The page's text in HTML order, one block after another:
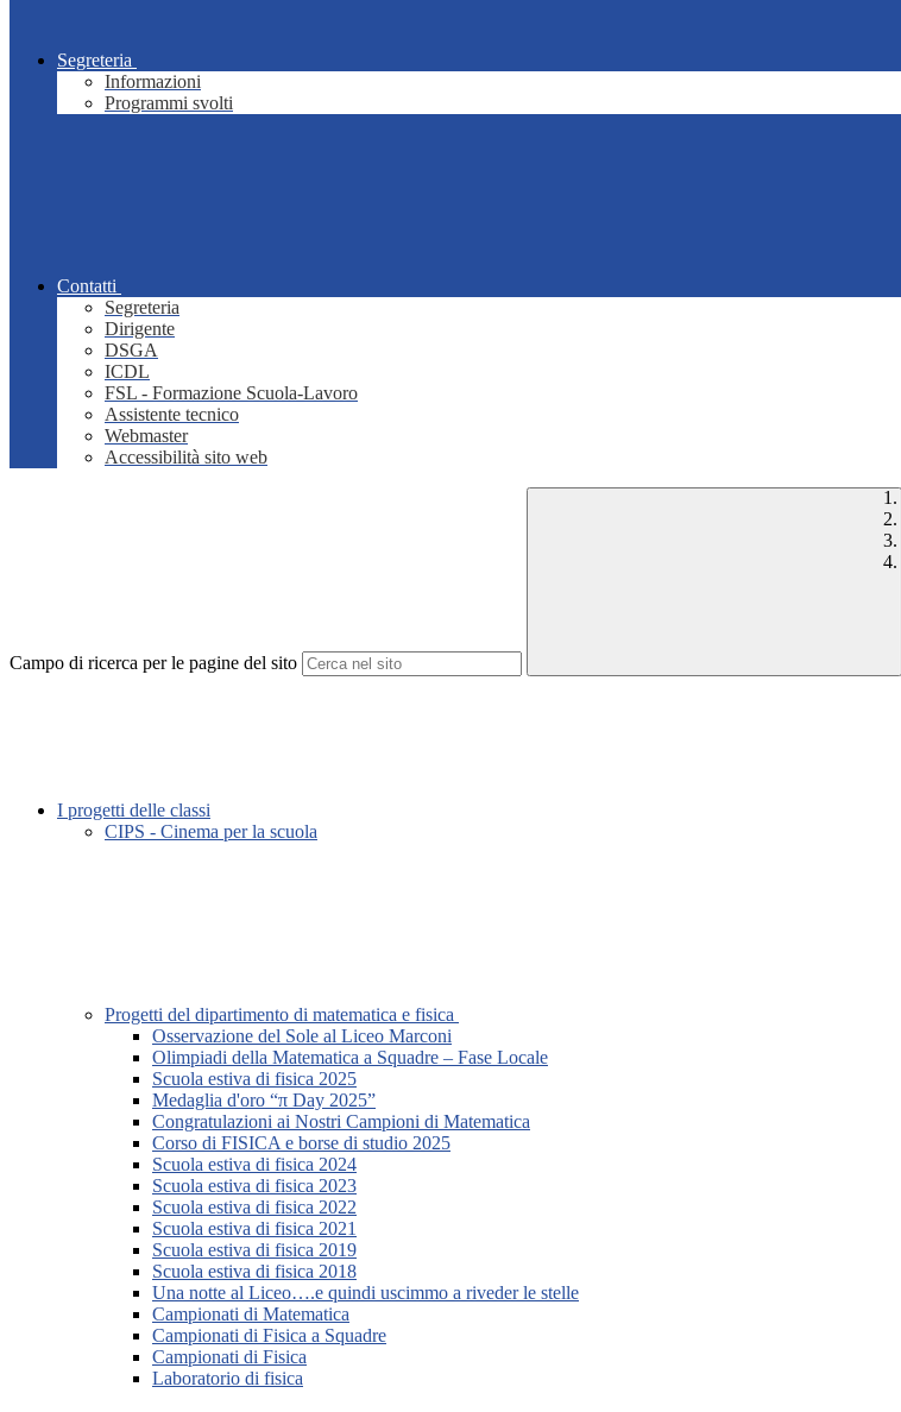
Segreteria
Informazioni
Programmi svolti
Contatti
Segreteria
Dirigente
DSGA
ICDL
FSL - Formazione Scuola-Lavoro
Assistente tecnico
Webmaster
Accessibilità sito web
Campo di ricerca per le pagine del sito
I progetti delle classi
CIPS - Cinema per la scuola
Progetti del dipartimento di matematica e fisica
Osservazione del Sole al Liceo Marconi
Olimpiadi della Matematica a Squadre – Fase Locale
Scuola estiva di fisica 2025
Medaglia d'oro “π Day 2025”
Congratulazioni ai Nostri Campioni di Matematica
Corso di FISICA e borse di studio 2025
Scuola estiva di fisica 2024
Scuola estiva di fisica 2023
Scuola estiva di fisica 2022
Scuola estiva di fisica 2021
Scuola estiva di fisica 2019
Scuola estiva di fisica 2018
Una notte al Liceo….e quindi uscimmo a riveder le stelle
Campionati di Matematica
Campionati di Fisica a Squadre
Campionati di Fisica
Laboratorio di fisica